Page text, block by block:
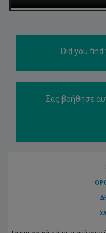
Did you
Σας βοήθησε